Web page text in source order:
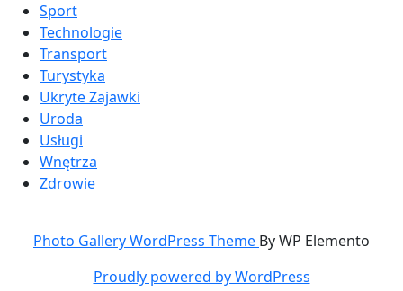
Sport
Technologie
Transport
Turystyka
Ukryte Zajawki
Uroda
Usługi
Wnętrza
Zdrowie
Photo Gallery WordPress Theme By WP Elemento
Proudly powered by WordPress